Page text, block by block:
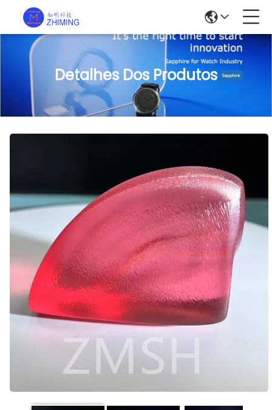
Detalhes Dos Produtos